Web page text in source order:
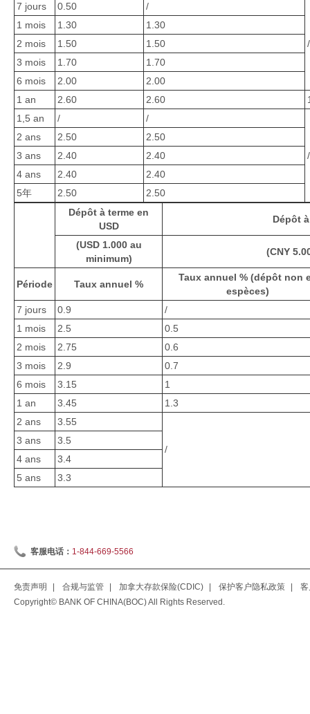
7 jours 0.50 /
/
1 mois 1.30
1.30
2 mois
1.50
1.50
3 mois
1.70
1.70
6 mois
2.00
2.00
1 an
2.60 2.60
1,5 an
/ /
/
2 ans 2.50
2.50
3 ans
2.40
2.40
4 ans
2.40
2.40
5年
2.50
2.50
Dépôt à terme en
USD
Dépôt
(USD 1.000 au
minimum)
(CNY
Période Taux annuel %
Taux annuel % (dépôt non
espèces)
7 jours
0.9
/
1 mois
2.5
0.5
2 mois
2.75
0.6
3 mois
2.9
0.7
6 mois
3.15
1
1 an
3.45
1.3
2 ans
3.55
/
3 ans
3.5
4 ans
3.4
5 ans
3.3
客服电话： 1-844-669-5566
免责声明 合规与监管 加拿大存款保险(CDIC) 保护客户隐私政策
Copyright© BANK OF CHINA(BOC) All Rights Reserved.